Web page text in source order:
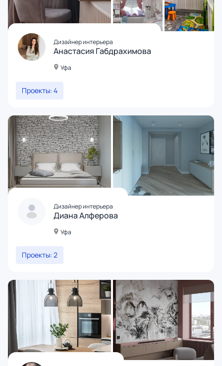
Дизайнер интерьера
Анастасия Габдрахимова
Уфа
Проекты: 4
Дизайнер интерьера
Диана Алферова
Уфа
Проекты: 2